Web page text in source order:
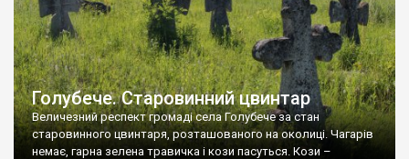
Голубече. Старовинний цвинтар
Величезний респект громаді села Голубече за стан
старовинного цвинтаря, розташованого на околиці. Чагарів
немає, гарна зелена травичка і кози пасуться. Кози –